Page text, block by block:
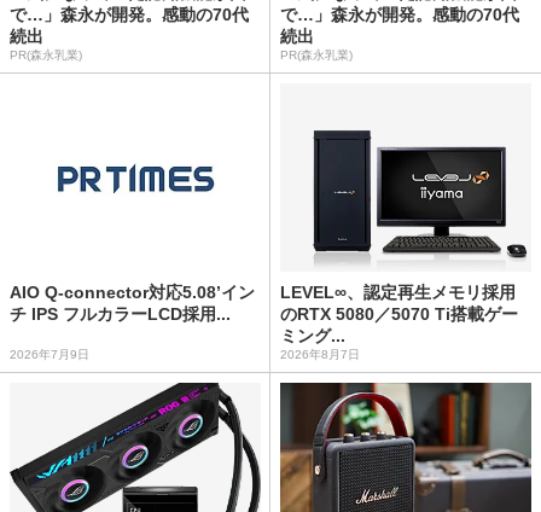
で…」森永が開発。感動の70代
続出
PR(森永乳業)
で…」森永が開発。感動の70代
続出
PR(森永乳業)
AIO Q-connector対応5.08’イン
チ IPS フルカラーLCD採用...
2026年7月9日
LEVEL∞、認定再生メモリ採用
のRTX 5080／5070 Ti搭載ゲー
ミング...
2026年8月7日